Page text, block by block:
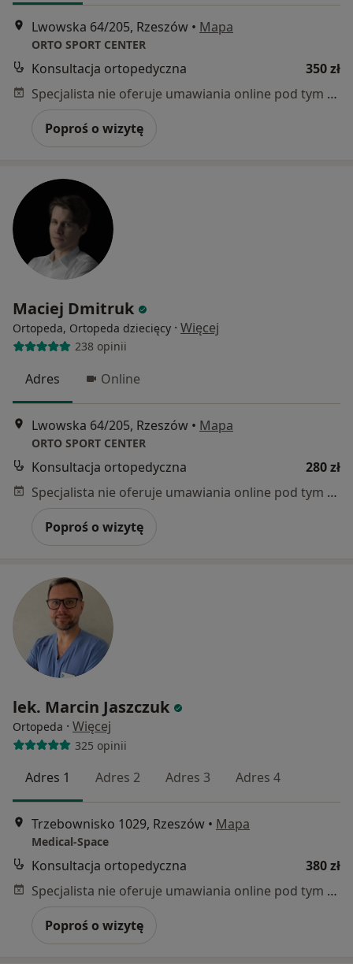
Lwowska 64/205, Rzeszów • Mapa
ORTO SPORT CENTER
Konsultacja ortopedyczna
350 zł
Specjalista nie oferuje umawiania online pod tym adresem.
Poproś o wizytę
Maciej Dmitruk
Ortopeda, Ortopeda dziecięcy · Więcej
238 opinii
Adres Online
Lwowska 64/205, Rzeszów • Mapa
ORTO SPORT CENTER
Konsultacja ortopedyczna
280 zł
Specjalista nie oferuje umawiania online pod tym adresem.
Poproś o wizytę
lek. Marcin Jaszczuk
Ortopeda · Więcej
325 opinii
Adres 1 Adres 2 Adres 3 Adres 4
Trzebownisko 1029, Rzeszów • Mapa
Medical-Space
Konsultacja ortopedyczna
380 zł
Specjalista nie oferuje umawiania online pod tym adresem.
Poproś o wizytę